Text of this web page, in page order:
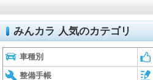
みんカラ 人気のカテゴリ
車種別
整備手帳